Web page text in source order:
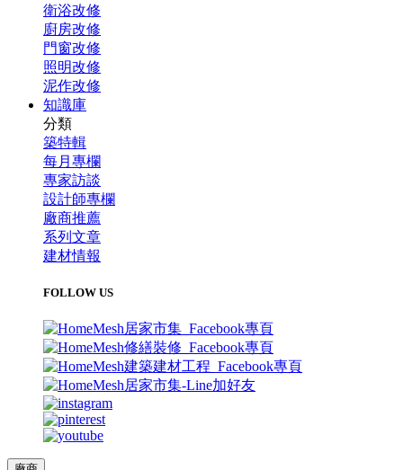
衛浴改修
廚房改修
門窗改修
照明改修
泥作改修
知識庫
分類
築特輯
每月專欄
專家訪談
設計師專欄
廠商推薦
系列文章
建材情報
FOLLOW US